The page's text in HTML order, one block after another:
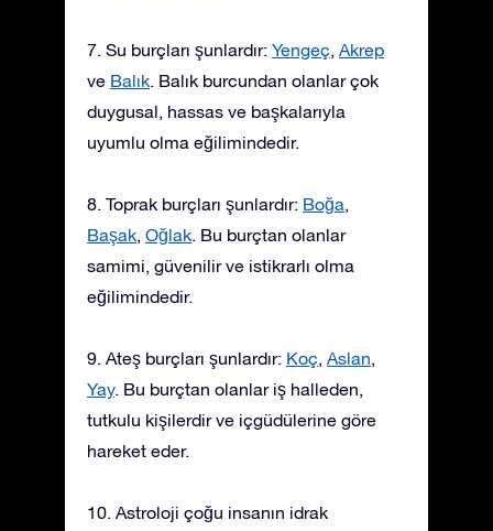
7. Su burçları şunlardır: Yengeç, Akrep
ve Balık. Balık burcundan olanlar çok
duygusal, hassas ve başkalarıyla
uyumlu olma eğilimindedir.
8. Toprak burçları şunlardır: Boğa,
Başak, Oğlak. Bu burçtan olanlar
samimi, güvenilir ve istikrarlı olma
eğilimindedir.
9. Ateş burçları şunlardır: Koç, Aslan,
Yay. Bu burçtan olanlar iş halleden,
tutkulu kişilerdir ve içgüdülerine göre
hareket eder.
10. Astroloji çoğu insanın idrak